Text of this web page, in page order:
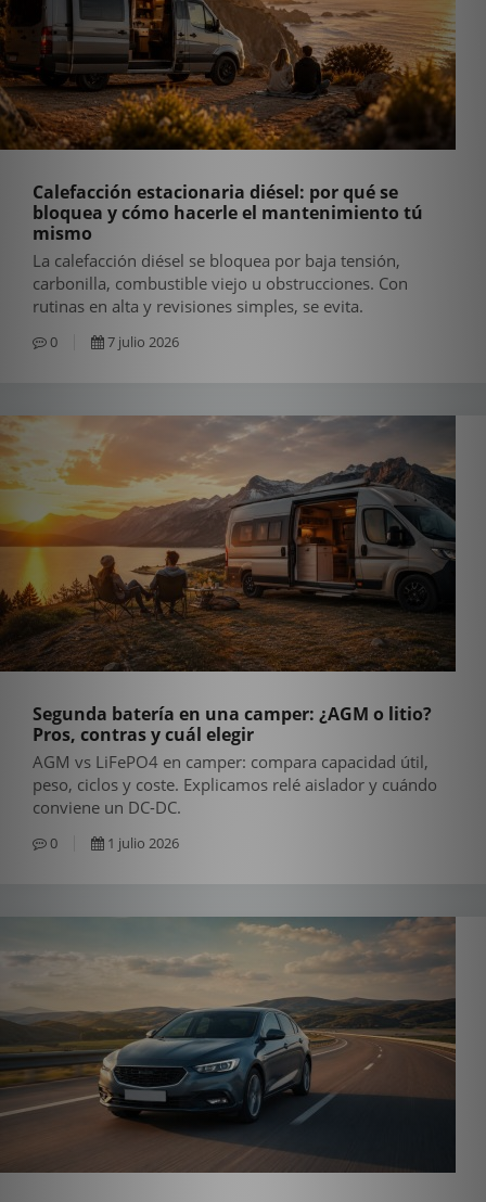
Calefacción estacionaria diésel: por qué se
bloquea y cómo hacerle el mantenimiento tú
mismo
La calefacción diésel se bloquea por baja tensión,
carbonilla, combustible viejo u obstrucciones. Con
rutinas en alta y revisiones simples, se evita.
0 7 julio 2026
Segunda batería en una camper: ¿AGM o litio?
Pros, contras y cuál elegir
AGM vs LiFePO4 en camper: compara capacidad útil,
peso, ciclos y coste. Explicamos relé aislador y cuándo
conviene un DC-DC.
0 1 julio 2026